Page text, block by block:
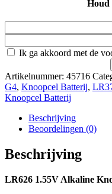
Houd
Ik ga akkoord met de
Artikelnummer: 45716
G4, Knoopcel Batterij,
Knoopcel Batterij
Beschrijving
Beoordelingen (0)
Beschrijving
LR626 1.55V Alkaline